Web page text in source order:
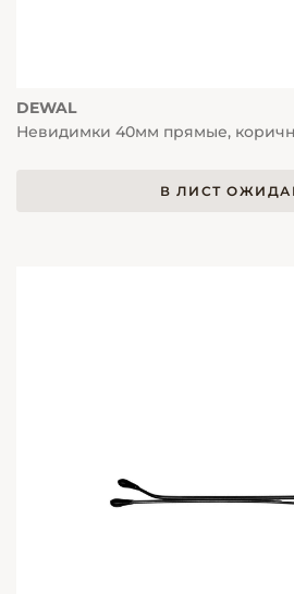
DEWAL
Невидимки 40мм прямые,
В ЛИСТ